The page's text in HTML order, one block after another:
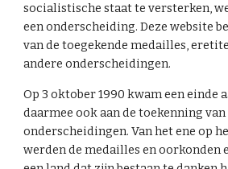
socialistische staat te versterken,
een onderscheiding. Deze website
van de toegekende medailles,
andere onderscheidingen.
Op 3 oktober 1990 kwam een einde
daarmee ook aan de toekenning van
onderscheidingen. Van het ene op
werden de medailles en oorkonden